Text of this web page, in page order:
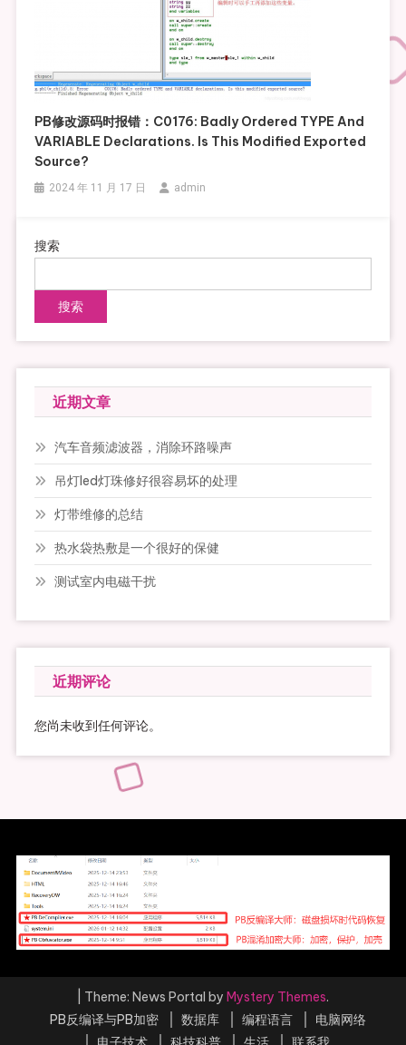
PB修改源码时报错：C0176: Badly Ordered TYPE And
VARIABLE Declarations. Is This Modified Exported
Source?
2024 年 11 月 17 日 admin
搜索
搜索
近期文章
汽车音频滤波器，消除环路噪声
吊灯led灯珠修好很容易坏的处理
灯带维修的总结
热水袋热敷是一个很好的保健
测试室内电磁干扰
近期评论
您尚未收到任何评论。
Theme: News Portal by Mystery Themes.
PB反编译与PB加密
数据库 编程语言
电脑网络